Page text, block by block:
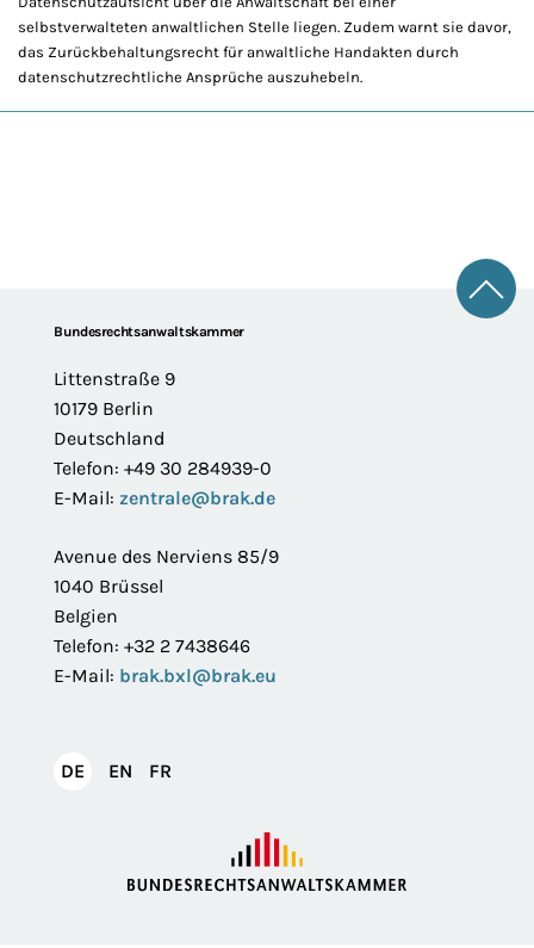
selbstverwalteten anwaltlichen Stelle liegen. Zudem warnt sie davor,
das Zurückbehaltungsrecht für anwaltliche Handakten durch
datenschutzrechtliche Ansprüche auszuhebeln.
FooterBundesrechtsanwaltskammer
Littenstraße 9
10179 Berlin
Deutschland
Telefon: +49 30 284939-0
E-Mail: zentrale@brak.de
Avenue des Nerviens 85/9
1040 Brüssel
Belgien
Telefon: +32 2 7438646
E-Mail: brak.bxl@brak.eu
DEDeutsch
EN English
FR